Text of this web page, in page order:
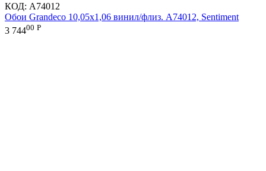
КОД: A74012
Обои Grandeco 10,05х1,06 винил/флиз. A74012, Sentiment
3 74400 Р